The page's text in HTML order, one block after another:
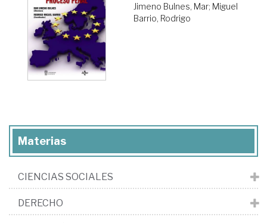
Jimeno Bulnes, Mar; Miguel
Barrio, Rodrigo
Materias
CIENCIAS SOCIALES
DERECHO